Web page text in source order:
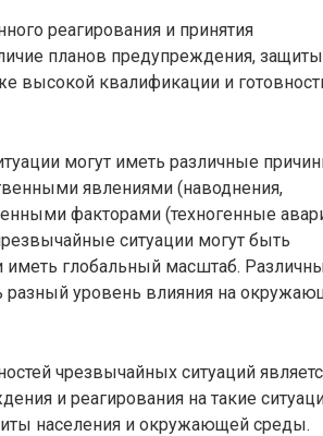
реагирования и принятия
планов предупреждения,
высокой квалификации и
могут иметь различные
явлениями (наводнения,
факторами (техногенные
ситуации могут быть
иметь глобальный масштаб.
разный уровень влияния на
чрезвычайных ситуаций
и реагирования на такие
населения и окружающей среды.